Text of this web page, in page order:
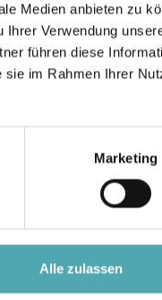
Medien anbieten zu
Ihrer Verwendung
führen diese
sie im Rahmen Ihrer
Marketing
Alle zulassen
neue
erhalten Sie
Absturzsicherung